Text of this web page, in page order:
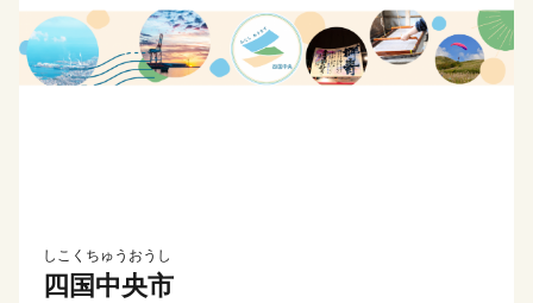
しこくちゅうおうし
四国中央市